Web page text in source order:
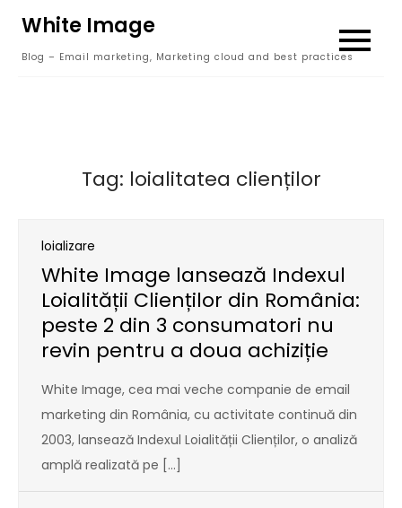
content
White Image
Blog – Email marketing, Marketing cloud and best practices
Tag: loialitatea clienților
loializare
White Image lansează Indexul
Loialității Clienților din România:
peste 2 din 3 consumatori nu
revin pentru a doua achiziție
White Image, cea mai veche companie de email
marketing din România, cu activitate continuă din
2003, lansează Indexul Loialității Clienților, o analiză
amplă realizată pe […]